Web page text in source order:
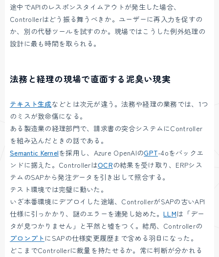
途中でAPIのレスポンスタイムアウトが発生した場合、
Controllerはどう振る舞うべきか。ユーザーに再入力を促すの
か、別の代替ツールを試すのか。現場ではこうした例外処理の
設計に最も時間を取られる。
法務と経理の現場で直面する泥臭い現実
テキスト生成などとは次元が違う。法務や経理の業務では、1つ
のミスが致命傷になる。
ある製造業の経理部門で、請求書の突合システムにController
を組み込んだときの話である。
Semantic Kernelを採用し、Azure OpenAIのGPT-4oをバックエ
ンドに据えた。ControllerはOCRの結果を受け取り、ERPシス
テムのSAPから発注データを引き出して照合する。
テスト環境では完璧に動いた。
いざ本番環境にデプロイした途端、ControllerがSAPの古いAPI
仕様に引っかかり、謎のエラーを連発し始めた。LLMは「デー
タが見つかりません」と平然と嘘をつく。結局、Controllerの
プロンプト にSAPの仕様変更履歴まで含める羽目になった。
どこまでControllerに裁量を持たせるか。常に判断が分かれる